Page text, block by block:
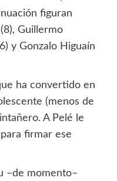
figuran
Guillermo
y Gonzalo Higuaín
ha convertido en
(menos de
A Pelé le
firmar ese
–de momento–